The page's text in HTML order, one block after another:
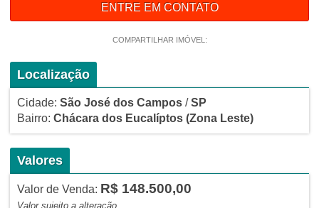
ENTRE EM CONTATO
COMPARTILHAR IMÓVEL:
Localização
Cidade: São José dos Campos/SP
Bairro: Chácara dos Eucalíptos (Zona Leste)
Valores
Valor de Venda: R$ 148.500,00
Valor sujeito a alteração